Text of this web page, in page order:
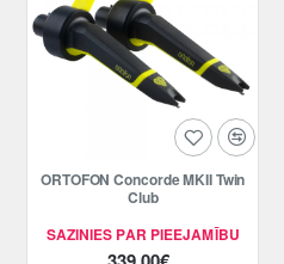
SAZINIES PAR PIEEJAMĪBU
ORTOFON Concorde MKII Twin
Club